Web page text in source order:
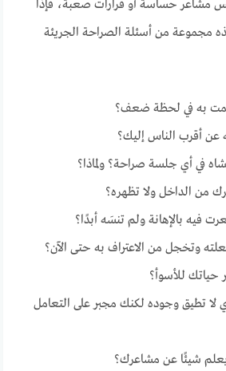
تمس مشاعر حساسة أو قرارات صعبة، فإذا
مجموعة من أسئلة الصراحة الجريئة
به في لحظة ضعف؟
عن أقرب الناس إليك؟
في أي جلسة صراحة؟ ولماذا؟
من الداخل ولا تظهره؟
فيه بالإهانة ولم تنسَه أبدًا؟
وتخجل من الاعتراف به حتى الآن؟
حياتك للأسوأ؟
تطيق وجوده لكنك مجبر على التعامل
شيئًا عن مشاعرك؟